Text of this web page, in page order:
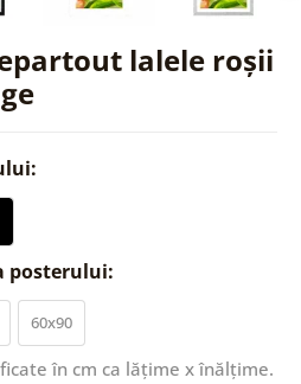
lalele roșii
posterului:
60x90
în cm ca lățime x înălțime.